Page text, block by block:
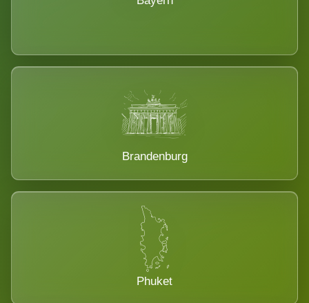
Brandenburg
Phuket